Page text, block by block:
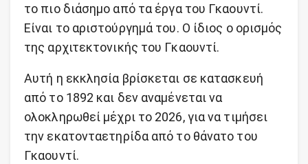
το πιο διάσημο από τα έργα του Γκαουντί.
Είναι το αριστούργημά του. Ο ίδιος ο ορισμός
της αρχιτεκτονικής του Γκαουντί.
Αυτή η εκκλησία βρίσκεται σε κατασκευή
από το 1892 και δεν αναμένεται να
ολοκληρωθεί μέχρι το 2026, για να τιμήσει
την εκατονταετηρίδα από το θάνατο του
Γκαουντί.